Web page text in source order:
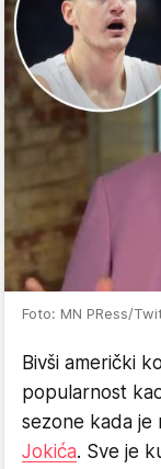
Foto: MN PRess/
Bivši američki
popularnost
sezone kada je
Jokića. Sve je